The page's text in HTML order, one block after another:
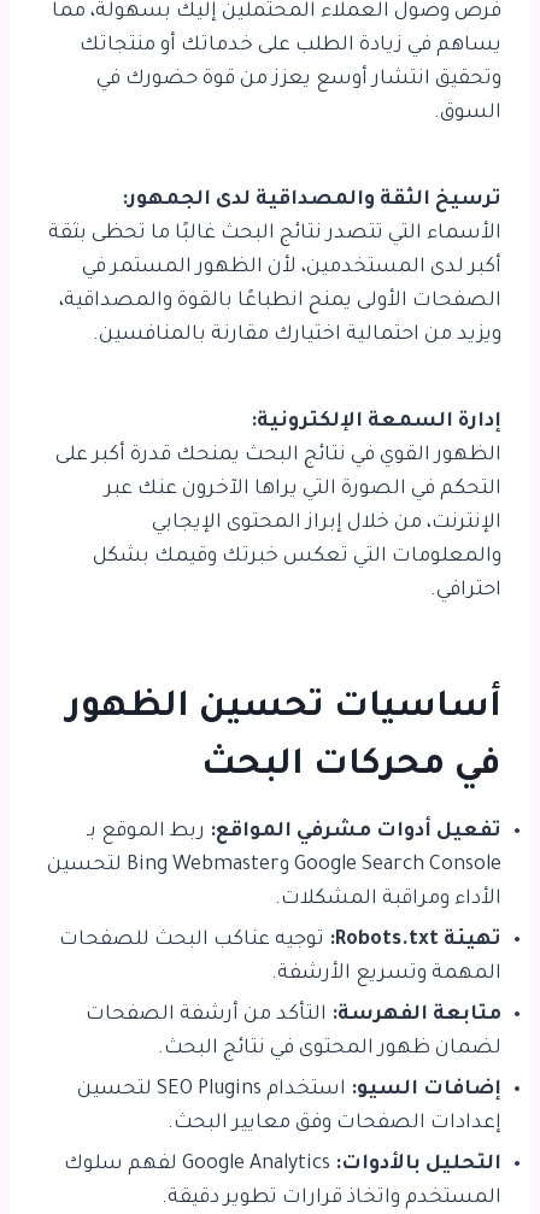
فرص وصول العملاء المحتملين إليك بسهولة، مما
يساهم في زيادة الطلب على خدماتك أو منتجاتك
وتحقيق انتشار أوسع يعزز من قوة حضورك في
السوق.
ترسيخ الثقة والمصداقية لدى الجمهور:
الأسماء التي تتصدر نتائج البحث غالبًا ما تحظى بثقة
أكبر لدى المستخدمين، لأن الظهور المستمر في
الصفحات الأولى يمنح انطباعًا بالقوة والمصداقية،
ويزيد من احتمالية اختيارك مقارنة بالمنافسين.
إدارة السمعة الإلكترونية:
الظهور القوي في نتائج البحث يمنحك قدرة أكبر على
التحكم في الصورة التي يراها الآخرون عنك عبر
الإنترنت، من خلال إبراز المحتوى الإيجابي
والمعلومات التي تعكس خبرتك وقيمك بشكل
احترافي.
أساسيات تحسين الظهور
في محركات البحث
تفعيل أدوات مشرفي المواقع: ربط الموقع بـ
Google Search Console وBing Webmaster لتحسين
الأداء ومراقبة المشكلات.
تهيئة Robots.txt:
توجيه عناكب البحث للصفحات
المهمة وتسريع الأرشفة.
متابعة الفهرسة: التأكد من أرشفة الصفحات
لضمان ظهور المحتوى في نتائج البحث.
إضافات السيو:
استخدام SEO Plugins لتحسين
إعدادات الصفحات وفق معايير البحث.
التحليل بالأدوات:
Google Analytics لفهم سلوك
المستخدم واتخاذ قرارات تطوير دقيقة.